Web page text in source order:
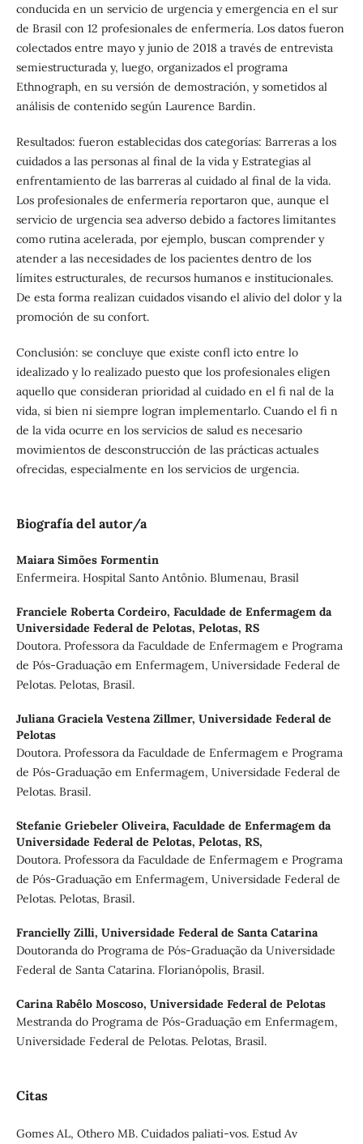
conducida en un servicio de urgencia y emergencia en el sur
de Brasil con 12 profesionales de enfermería. Los datos fueron
colectados entre mayo y junio de 2018 a través de entrevista
semiestructurada y, luego, organizados el programa
Ethnograph, en su versión de demostración, y sometidos al
análisis de contenido según Laurence Bardin.
Resultados: fueron establecidas dos categorías: Barreras a los
cuidados a las personas al final de la vida y Estrategias al
enfrentamiento de las barreras al cuidado al final de la vida.
Los profesionales de enfermería reportaron que, aunque el
servicio de urgencia sea adverso debido a factores limitantes
como rutina acelerada, por ejemplo, buscan comprender y
atender a las necesidades de los pacientes dentro de los
límites estructurales, de recursos humanos e institucionales.
De esta forma realizan cuidados visando el alivio del dolor y la
promoción de su confort.
Conclusión: se concluye que existe confl icto entre lo
idealizado y lo realizado puesto que los profesionales eligen
aquello que consideran prioridad al cuidado en el fi nal de la
vida, si bien ni siempre logran implementarlo. Cuando el fi n
de la vida ocurre en los servicios de salud es necesario
movimientos de desconstrucción de las prácticas actuales
ofrecidas, especialmente en los servicios de urgencia.
Biografía del autor/a
Maiara Simões Formentin
Enfermeira. Hospital Santo Antônio. Blumenau, Brasil
Franciele Roberta Cordeiro, Faculdade de Enfermagem da
Universidade Federal de Pelotas, Pelotas, RS
Doutora. Professora da Faculdade de Enfermagem e Programa
de Pós-Graduação em Enfermagem, Universidade Federal de
Pelotas. Pelotas, Brasil.
Juliana Graciela Vestena Zillmer, Universidade Federal de
Pelotas
Doutora. Professora da Faculdade de Enfermagem e Programa
de Pós-Graduação em Enfermagem, Universidade Federal de
Pelotas. Brasil.
Stefanie Griebeler Oliveira, Faculdade de Enfermagem da
Universidade Federal de Pelotas, Pelotas, RS,
Doutora. Professora da Faculdade de Enfermagem e Programa
de Pós-Graduação em Enfermagem, Universidade Federal de
Pelotas. Pelotas, Brasil.
Francielly Zilli, Universidade Federal de Santa Catarina
Doutoranda do Programa de Pós-Graduação da Universidade
Federal de Santa Catarina. Florianópolis, Brasil.
Carina Rabêlo Moscoso, Universidade Federal de Pelotas
Mestranda do Programa de Pós-Graduação em Enfermagem,
Universidade Federal de Pelotas. Pelotas, Brasil.
Citas
Gomes AL, Othero MB. Cuidados paliati-vos. Estud Av